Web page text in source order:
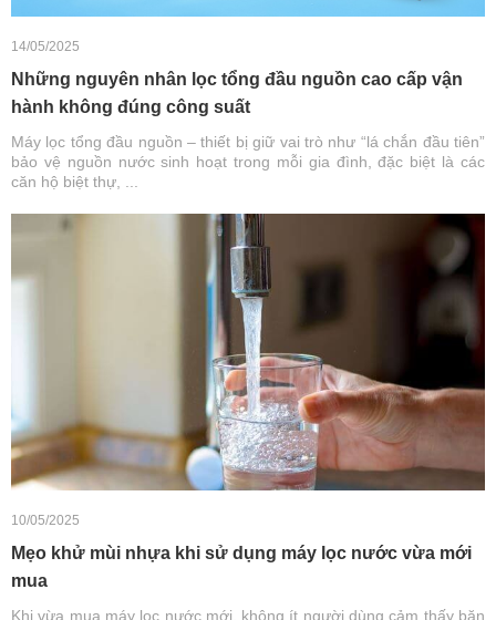
14/05/2025
Những nguyên nhân lọc tổng đầu nguồn cao cấp vận
hành không đúng công suất
Máy lọc tổng đầu nguồn – thiết bị giữ vai trò như “lá chắn đầu tiên”
bảo vệ nguồn nước sinh hoạt trong mỗi gia đình, đặc biệt là các
căn hộ biệt thự, ...
10/05/2025
Mẹo khử mùi nhựa khi sử dụng máy lọc nước vừa mới
mua
Khi vừa mua máy lọc nước mới, không ít người dùng cảm thấy băn